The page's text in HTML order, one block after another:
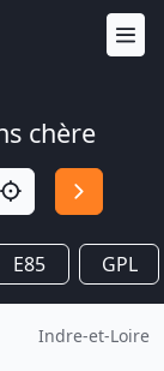
chère
E85 GPL
Indre-et-Loire